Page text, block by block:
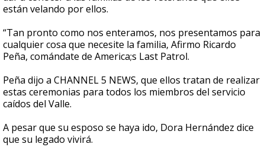
están velando por ellos.
“Tan pronto como nos enteramos, nos presentamos para
cualquier cosa que necesite la familia, Afirmo Ricardo
Peña, comándate de America;s Last Patrol.
Peña dijo a CHANNEL 5 NEWS, que ellos tratan de realizar
estas ceremonias para todos los miembros del servicio
caídos del Valle.
A pesar que su esposo se haya ido, Dora Hernández dice
que su legado vivirá.